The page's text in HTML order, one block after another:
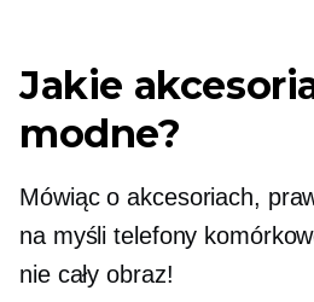
Jakie
modne?
Mówiąc o akcesoriach,
na myśli telefony
nie cały obraz!